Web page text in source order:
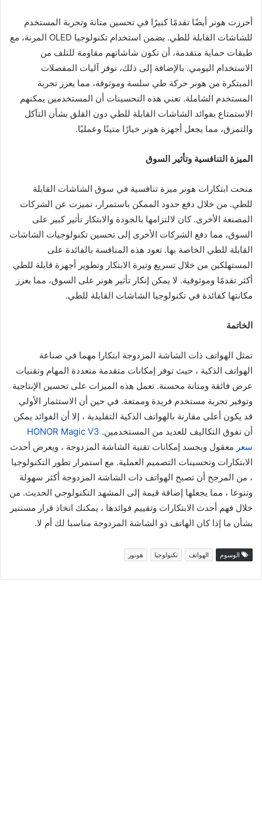
أحرزت هونر أيضًا تقدمًا كبيرًا في تحسين متانة وتجربة المستخدم
للشاشات القابلة للطي. يضمن استخدام تكنولوجيا OLED المرنة، مع
طبقات حماية متقدمة، أن تكون شاشاتهم مقاومة للتلف من
الاستخدام اليومي. بالإضافة إلى ذلك، توفر آليات المفصلات
المبتكرة من هونر حركة طي سلسة وموثوقة، مما يعزز تجربة
المستخدم الشاملة. تعني هذه التحسينات أن المستخدمين يمكنهم
الاستمتاع بفوائد الشاشات القابلة للطي دون القلق بشأن التآكل
والتمزق، مما يجعل أجهزة هونر خيارًا متينًا وعمليًا.
الميزة التنافسية وتأثير السوق
منحت ابتكارات هونر ميزة تنافسية في سوق الشاشات القابلة
للطي. من خلال دفع حدود الممكن باستمرار، تميزت عن الشركات
المصنعة الأخرى. كان لالتزامها بالجودة والابتكار تأثير كبير على
السوق، مما دفع الشركات الأخرى إلى تحسين تكنولوجيات الشاشات
القابلة للطي الخاصة بها. تعود هذه المنافسة بالفائدة على
المستهلكين من خلال تسريع وتيرة الابتكار وتطوير أجهزة قابلة للطي
أكثر تقدمًا وموثوقية. لا يمكن إنكار تأثير هونر على السوق، مما يعزز
مكانتها كقائدة في تكنولوجيا الشاشات القابلة للطي.
الخاتمة
تمثل الهواتف ذات الشاشة المزدوجة ابتكارا مهما في صناعة
الهواتف الذكية ، حيث توفر إمكانات متقدمة متعددة المهام وتقنيات
عرض فائقة ومتانة محسنة. تعمل هذه الميزات على تحسين الإنتاجية
وتوفير تجربة مستخدم فريدة وممتعة. في حين أن الاستثمار الأولي
قد يكون أعلى مقارنة بالهواتف الذكية التقليدية ، إلا أن الفوائد يمكن
أن تفوق التكاليف للعديد من المستخدمين. HONOR Magic V3
سعر معقول ويجسد إمكانات تقنية الشاشة المزدوجة ، ويعرض أحدث
الابتكارات وتحسينات التصميم العملية. مع استمرار تطور التكنولوجيا
، من المرجح أن تصبح الهواتف ذات الشاشة المزدوجة أكثر سهولة
وتنوعا ، مما يجعلها إضافة قيمة إلى المشهد التكنولوجي الحديث. من
خلال فهم أحدث الابتكارات وتقييم فوائدها ، يمكنك اتخاذ قرار مستنير
بشأن ما إذا كان الهاتف ذو الشاشة المزدوجة مناسبا لك أم لا.
الوسوم الهواتف تكنولوجيا هونور